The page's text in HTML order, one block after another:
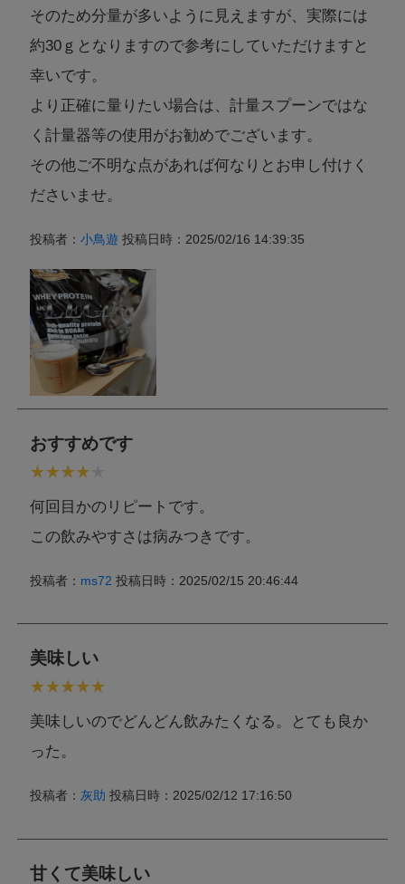
そのため分量が多いように見えますが、実際には
約30ｇとなりますので参考にしていただけますと
幸いです。
より正確に量りたい場合は、計量スプーンではな
く計量器等の使用がお勧めでございます。
その他ご不明な点があれば何なりとお申し付けく
ださいませ。
投稿者：小鳥遊 投稿日時：2025/02/16 14:39:35
おすすめです
何回目かのリピートです。
この飲みやすさは病みつきです。
投稿者： ms72 投稿日時：2025/02/15 20:46:44
美味しい
美味しいのでどんどん飲みたくなる。とても良か
った。
投稿者： 灰助 投稿日時：2025/02/12 17:16:50
甘くて美味しい